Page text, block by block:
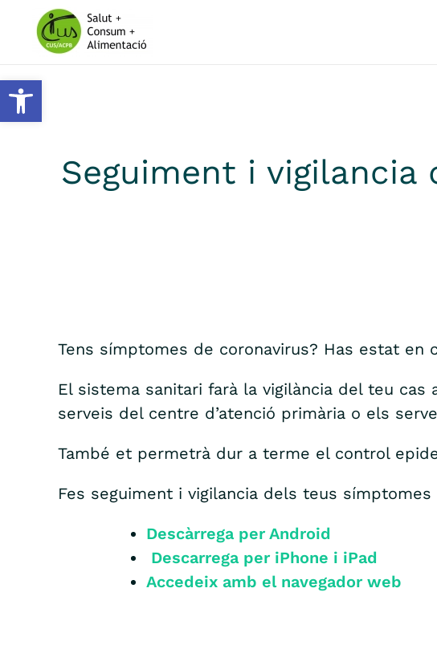
Obre la barra d'eines
Skip to main content
Seguiment i vigilancia
Tens símptomes de coronavirus? Has estat en
El sistema sanitari farà la vigilància del teu
serveis del centre d’atenció primària o els
També et permetrà dur a terme el control
Fes seguiment i vigilancia dels teus símptomes
Descàrrega per Android
Descarrega per iPhone i iPad
Accedeix amb el navegador web